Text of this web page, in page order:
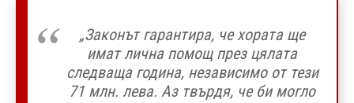
„Законът гарантира, че хората ще
имат лична помощ през цялата
следваща година, независимо от тези
71 млн. лева. Аз твърдя, че би могло